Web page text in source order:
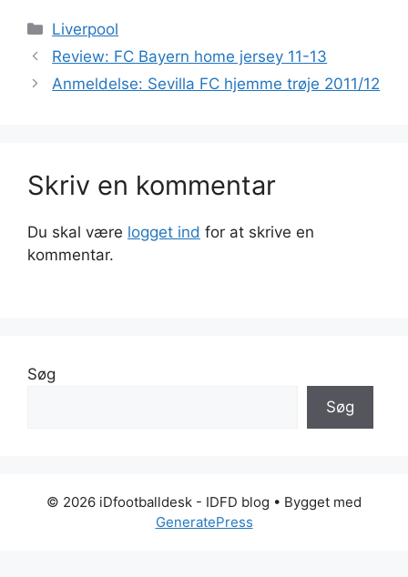
Kategorier
Liverpool
Review: FC Bayern home jersey 11-13
Anmeldelse: Sevilla FC hjemme trøje 2011/12
Skriv en kommentar
Du skal være logget ind for at skrive en
kommentar.
Søg
Søg
© 2026 iDfootballdesk - IDFD blog • Bygget med
GeneratePress